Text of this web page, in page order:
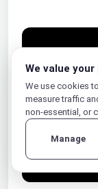
We value
We use cookies
measure traffic
non-essential, or
Manage